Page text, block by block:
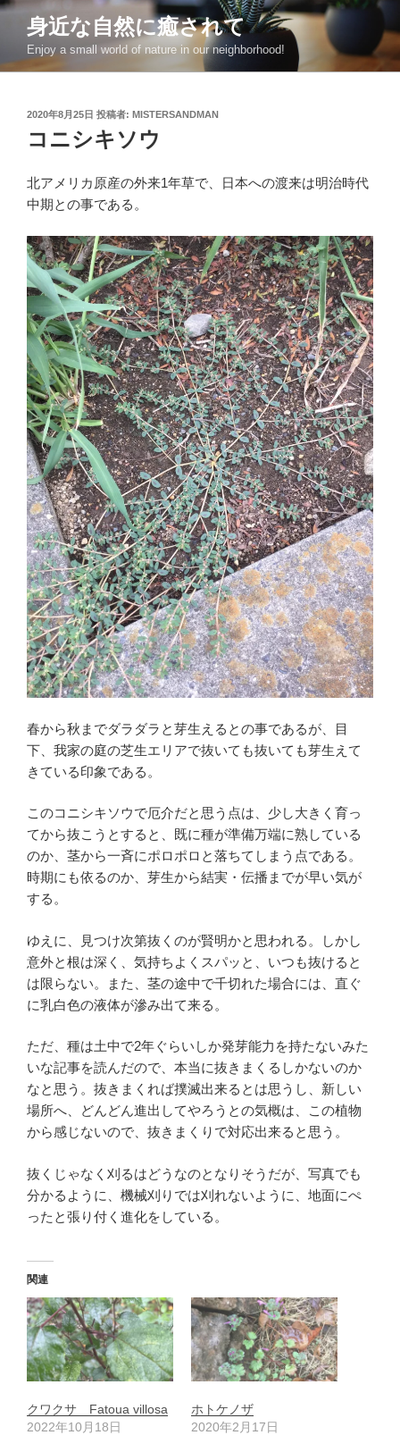
コ
ン
身近な自然に癒されて
Enjoy a small world of nature in our neighborhood!
投
日:
2020年8月25日 投稿者: MISTERSANDMAN
コニシキソウ
北アメリカ原産の外来1年草で、日本への渡来は明治時代
中期との事である。
春から秋までダラダラと芽生えるとの事であるが、目
下、我家の庭の芝生エリアで抜いても抜いても芽生えて
きている印象である。
このコニシキソウで厄介だと思う点は、少し大きく育っ
てから抜こうとすると、既に種が準備万端に熟している
のか、茎から一斉にポロポロと落ちてしまう点である。
時期にも依るのか、芽生から結実・伝播までが早い気が
する。
ゆえに、見つけ次第抜くのが賢明かと思われる。しかし
意外と根は深く、気持ちよくスパッと、いつも抜けると
は限らない。また、茎の途中で千切れた場合には、直ぐ
に乳白色の液体が滲み出て来る。
ただ、種は土中で2年ぐらいしか発芽能力を持たないみた
いな記事を読んだので、本当に抜きまくるしかないのか
なと思う。抜きまくれば撲滅出来るとは思うし、新しい
場所へ、どんどん進出してやろうとの気概は、この植物
から感じないので、抜きまくりで対応出来ると思う。
抜くじゃなく刈るはどうなのとなりそうだが、写真でも
分かるように、機械刈りでは刈れないように、地面にぺ
ったと張り付く進化をしている。
関連
クワクサ Fatoua villosa
2022年10月18日
ホトケノザ
2020年2月17日